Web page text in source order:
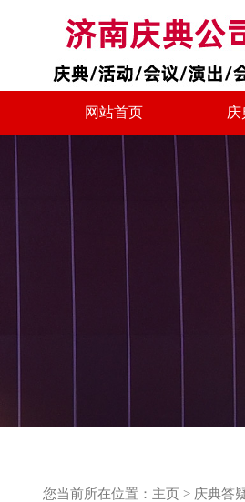
网站首页 庆
您当前所在位置： 主页 > 庆典答